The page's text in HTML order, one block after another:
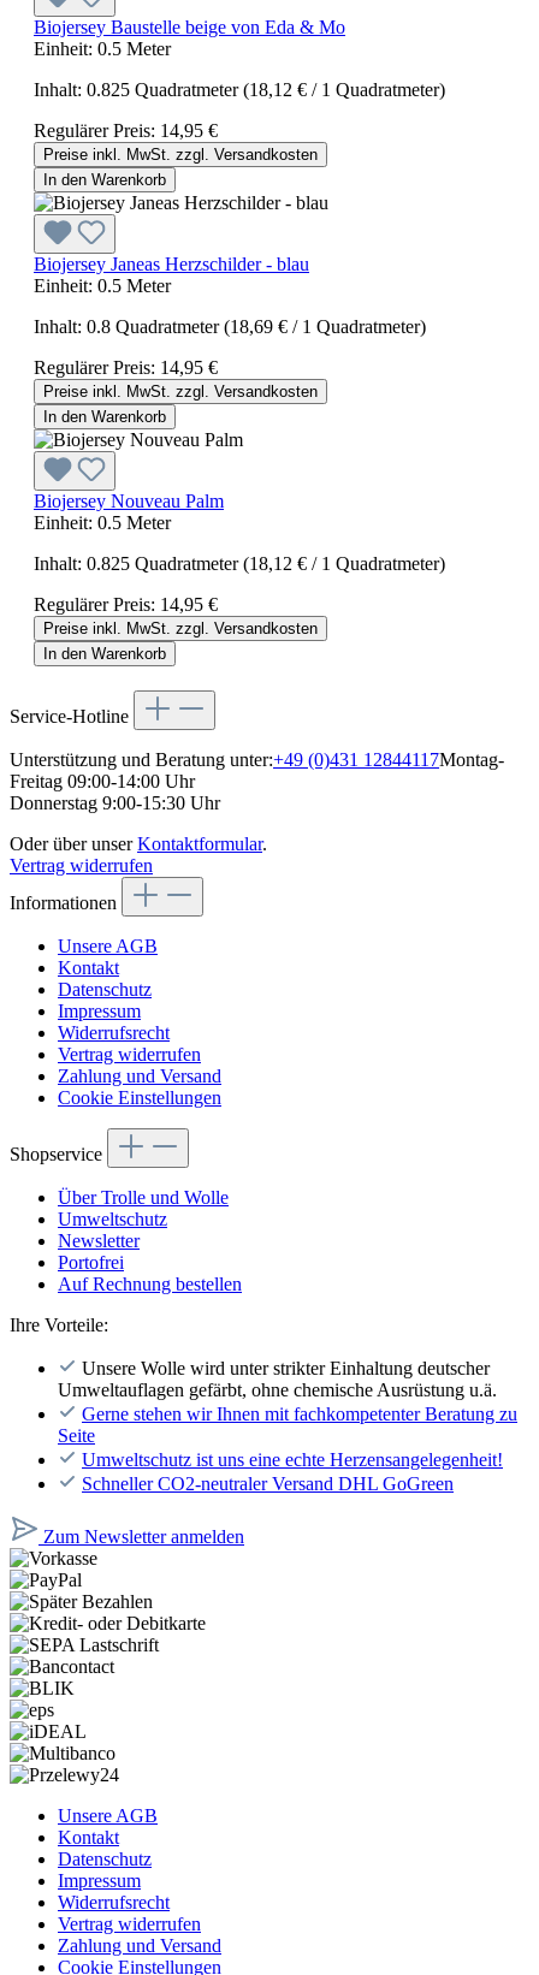
Biojersey Baustelle beige von Eda & Mo
Einheit: 0.5 Meter
Inhalt: 0.825 Quadratmeter(18,12 € / 1 Quadratmeter)
Regulärer Preis: 14,95 €
Preise inkl. MwSt. zzgl. Versandkosten
In den Warenkorb
Biojersey Janeas Herzschilder - blau
Einheit: 0.5 Meter
Inhalt: 0.8 Quadratmeter(18,69 € / 1 Quadratmeter)
Regulärer Preis: 14,95 €
Preise inkl. MwSt. zzgl. Versandkosten
In den Warenkorb
Biojersey Nouveau Palm
Einheit: 0.5 Meter
Inhalt: 0.825 Quadratmeter(18,12 € / 1 Quadratmeter)
Regulärer Preis: 14,95 €
Preise inkl. MwSt. zzgl. Versandkosten
In den Warenkorb
Service-Hotline
Unterstützung und Beratung unter:+49 (0)431 12844117Montag-
Freitag 09:00-14:00 Uhr
Donnerstag 9:00-15:30 Uhr
Oder über unserKontaktformular.
Vertrag widerrufen
Informationen
Unsere AGB
Kontakt
Datenschutz
Impressum
Widerrufsrecht
Vertrag widerrufen
Zahlung und Versand
Cookie Einstellungen
Shopservice
Über Trolle und Wolle
Umweltschutz
Newsletter
Portofrei
Auf Rechnung bestellen
Ihre Vorteile:
Unsere Wolle wird unter strikter Einhaltung deutscher
Umweltauflagen gefärbt, ohne chemische Ausrüstung u.ä.
Gerne stehen wir Ihnen mit fachkompetenter Beratung zu
Seite
Umweltschutz ist uns eine echte Herzensangelegenheit!
Schneller CO2-neutraler Versand DHL GoGreen
Zum Newsletter anmelden
Unsere AGB
Kontakt
Datenschutz
Impressum
Widerrufsrecht
Vertrag widerrufen
Zahlung und Versand
Cookie Einstellungen